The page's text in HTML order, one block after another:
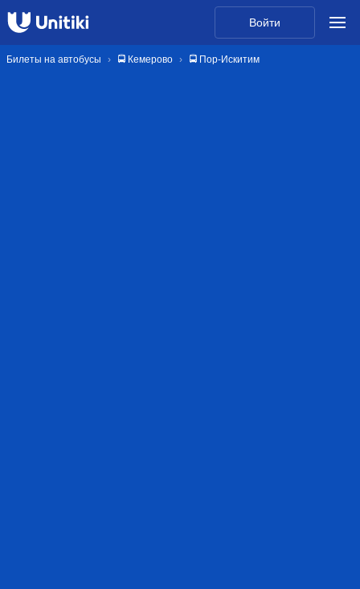
Войти
Билеты на автобусы 🚍 Кемерово 🚍 Пор-Искитим